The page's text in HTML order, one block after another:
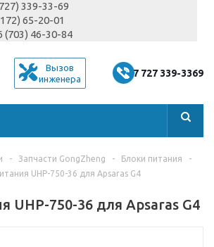
339-33-69
65-20-01
(703) 46-30-84
Вызов
инженера
+7 727 339-3369
- Запчасти GongZheng - Блоки питания
-
UHP-750-36 для Apsaras G4
UHP-750-36 для Apsaras G4